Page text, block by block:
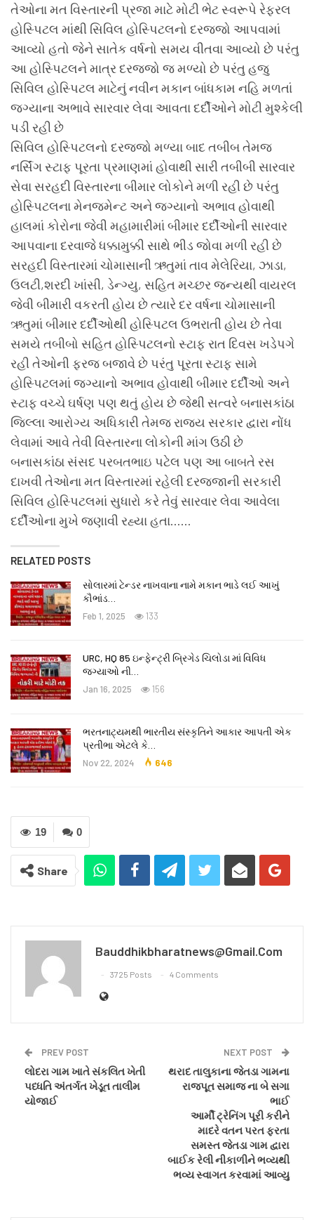
તેઓના મત વિસ્તારની પ્રજા માટે મોટી ભેટ સ્વરૂપે રેફરલ
હોસ્પિટલ માંથી સિવિલ હોસ્પિટલનો દરજ્જો આપવામાં
આવ્યો હતો જેને સાતેક વર્ષનો સમય વીતવા આવ્યો છે પરંતુ
આ હોસ્પિટલને માત્ર દરજ્જો જ મળ્યો છે પરંતુ હજુ
સિવિલ હોસ્પિટલ માટેનું નવીન મકાન બાંધકામ નહિ મળતાં
જગ્યાના અભાવે સારવાર લેવા આવતા દર્દીઓને મોટી મુશ્કેલી
પડી રહી છે
સિવિલ હોસ્પિટલનો દરજ્જો મળ્યા બાદ તબીબ તેમજ
નર્સિંગ સ્ટાફ પૂરતા પ્રમાણમાં હોવાથી સારી તબીબી સારવાર
સેવા સરહદી વિસ્તારના બીમાર લોકોને મળી રહી છે પરંતુ
હોસ્પિટલના મેનજમેન્ટ અને જગ્યાનો અભાવ હોવાથી
હાલમાં કોરોના જેવી મહામારીમાં બીમાર દર્દીઓની સારવાર
આપવાના દરવાજે ધક્કામુક્કી સાથે ભીડ જોવા મળી રહી છે
સરહદી વિસ્તારમાં ચોમાસાની ઋતુમાં તાવ મેલેરિયા, ઝાડા,
ઉલટી,શરદી ખાંસી, ડેન્ગ્યુ, સહિત મચ્છર જન્યથી વાયરલ
જેવી બીમારી વકરતી હોય છે ત્યારે દર વર્ષના ચોમાસાની
ઋતુમાં બીમાર દર્દીઓથી હોસ્પિટલ ઉભરાતી હોય છે તેવા
સમયે તબીબો સહિત હોસ્પિટલનો સ્ટાફ રાત દિવસ ખડેપગે
રહી તેઓની ફરજ બજાવે છે પરંતુ પૂરતા સ્ટાફ સામે
હોસ્પિટલમાં જગ્યાનો અભાવ હોવાથી બીમાર દર્દીઓ અને
સ્ટાફ વચ્ચે ઘર્ષણ પણ થતું હોય છે જેથી સત્વરે બનાસકાંઠા
જિલ્લા આરોગ્ય અધિકારી તેમજ રાજ્ય સરકાર દ્વારા નોંધ
લેવામાં આવે તેવી વિસ્તારના લોકોની માંગ ઉઠી છે
બનાસકાંઠા સંસદ પરબતભાઇ પટેલ પણ આ બાબતે રસ
દાખવી તેઓના મત વિસ્તારમાં રહેલી દરજ્જાની સરકારી
સિવિલ હોસ્પિટલમાં સુધારો કરે તેવું સારવાર લેવા આવેલા
દર્દીઓના મુખે જણાવી રહ્યા હતા……
RELATED POSTS
સોલારમાં ટેન્ડર નાખવાના નામે મકાન ભાડે લઈ આખું
કૌભાંડ…
Feb 1, 2025 133
URC, HQ 85 ઇન્ફેન્ટ્રી બ્રિગેડ ચિલોડા માં વિવિધ
જગ્યાઓ ની…
Jan 16, 2025 156
ભરતનાટ્યમથી ભારતીય સંસ્કૃતિને આકાર આપતી એક
પ્રતીભા એટલે કે‌…
Nov 22, 2024 646
0
19
Share
Bauddhikbharatnews@gmail.com
3725 Posts 4 Comments
PREV POST
લોદરા ગામ ખાતે સંકલિત ખેતી
પધ્ધતિ અંતર્ગત ખેડૂત તાલીમ
યોજાઈ
NEXT POST
થરાદ તાલુકાના જેતડા ગામના
રાજપૂત સમાજ ના બે સગા
ભાઈ
આર્મી ટ્રેનિંગ પૂરી કરીને
માદરે વતન પરત ફરતા
સમસ્ત જેતડા ગામ દ્વારા
બાઈક રેલી નીકાળીને ભવ્યથી
ભવ્ય સ્વાગત કરવામાં આવ્યુ